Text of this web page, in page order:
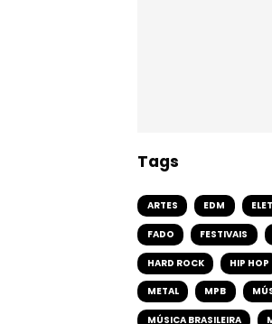
Tags
ARTES EDM
FADO FESTIVAIS
HARD ROCK HIP HOP
METAL MPB
MÚSICA BRASILEIRA